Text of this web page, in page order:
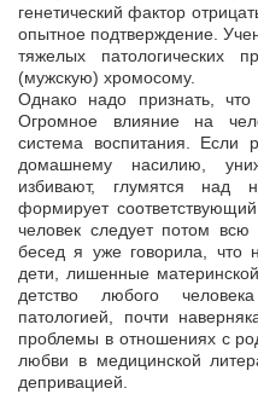
генетический фактор
опытное подтверждение.
тяжелых патологических
(мужскую) хромосому.
Однако надо признать,
Огромное влияние на
система воспитания. Если
домашнему насилию,
избивают, глумятся над
формирует
человек следует потом
бесед я уже говорила, что
дети, лишенные
детство любого
патологией, почти
проблемы в отношениях с
любви в медицинской
депривацией.